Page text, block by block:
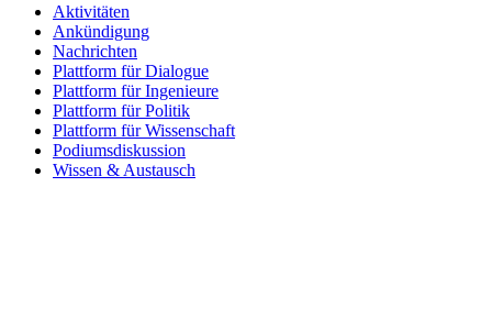
Aktivitäten
Ankündigung
Nachrichten
Plattform für Dialogue
Plattform für Ingenieure
Plattform für Politik
Plattform für Wissenschaft
Podiumsdiskussion
Wissen & Austausch